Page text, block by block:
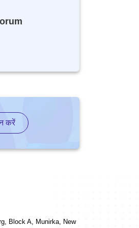
करें
Block A, Munirka, New